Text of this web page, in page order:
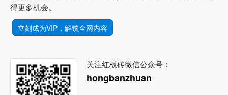
得更多机会。
立刻成为VIP，解锁全网内容
关注红板砖微信公众号：
hongbanzhuan